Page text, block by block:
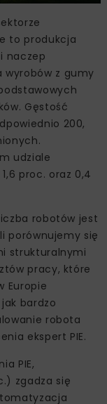
to produkcja
naczep
wyrobów z gumy
Gęstość
200,
udziale
proc. oraz 0,4
robotów jest
porównujemy się
strukturalnymi
pracy, które
Europie
bardzo
robota
ekspert PIE.
PIE,
zgadza się